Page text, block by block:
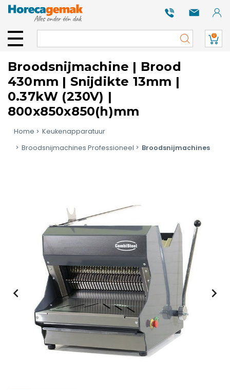
0
Broodsnijmachine | Brood
430mm | Snijdikte 13mm |
0.37kW (230V) |
800x850x850(h)mm
Home
Keukenapparatuur
Broodsnijmachines Professioneel
Broodsnijmachines